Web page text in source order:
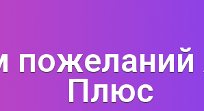
пожеланий
Плюс